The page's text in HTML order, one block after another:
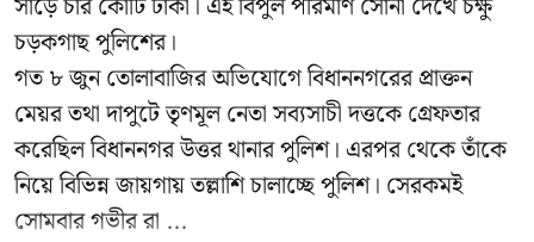
চড়কগাছ পুলিশের।
গত ৮ জুন তোলাবাজির অভিযোগে বিধাননগরের প্রাক্তন
মেয়র তথা দাপুটে তৃণমূল নেতা সব্যসাচী দত্তকে গ্রেফতার
করেছিল বিধাননগর উত্তর থানার পুলিশ। এরপর থেকে তাঁকে
নিয়ে বিভিন্ন জায়গায় তল্লাশি চালাচ্ছে পুলিশ। সেরকমই
সোমবার গভীর রা ...